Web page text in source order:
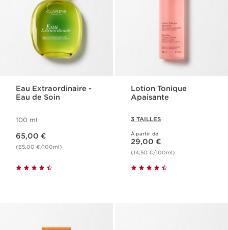
Eau Extraordinaire -
Eau de Soin
100 ml
65,00 €
(65,00 €/100ml)
Lotion Tonique
Apaisante
3 TAILLES
À partir de
Nouveau prix 29,00 €
29,00 €
(14,50 €/100ml)